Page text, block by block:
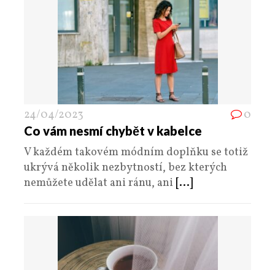
24/04/2023 0
Co vám nesmí chybět v kabelce
V každém takovém módním doplňku se totiž
ukrývá několik nezbytností, bez kterých
nemůžete udělat ani ránu, ani [...]